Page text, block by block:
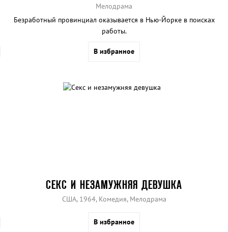
Мелодрама
Безработный провинциал оказывается в Нью-Йорке в поисках
работы.
В избранное
СЕКС И НЕЗАМУЖНЯЯ ДЕВУШКА
США, 1964, Комедия, Мелодрама
В избранное